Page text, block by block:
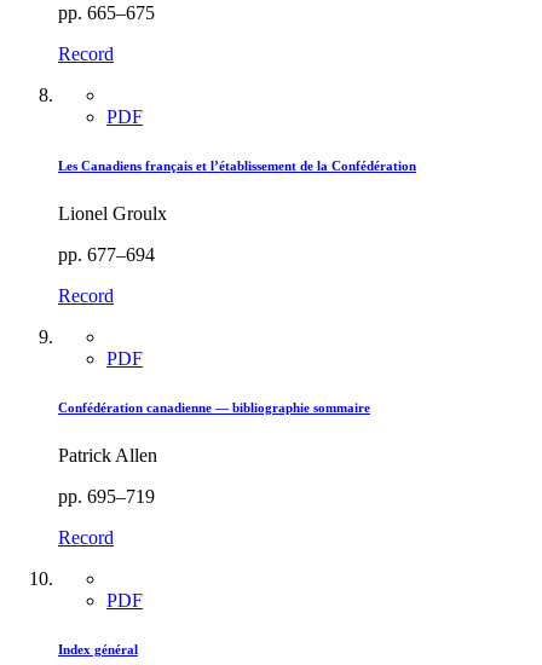
pp. 665–675
Record
PDF
Les Canadiens français et l’établissement de la Confédération
Lionel Groulx
pp. 677–694
Record
PDF
Confédération canadienne — bibliographie sommaire
Patrick Allen
pp. 695–719
Record
PDF
Index général